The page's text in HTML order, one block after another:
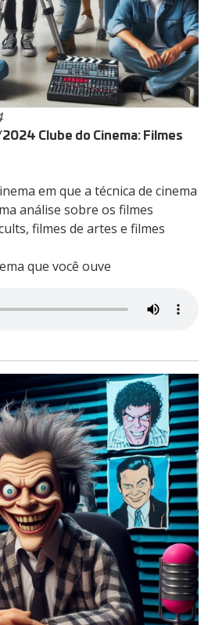
Clube do Cinema: Filmes
em que a técnica de cinema
análise sobre os filmes
filmes de artes e filmes
que você ouve